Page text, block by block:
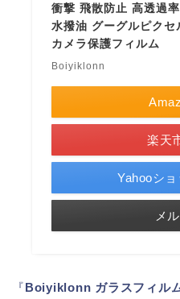
衝撃 飛散防止 高透過
水撥油 グーグルピク
カメラ保護フィルム
Boiyiklonn
楽天
Yahooシ
メ
『Boiyiklonn ガラスフィル